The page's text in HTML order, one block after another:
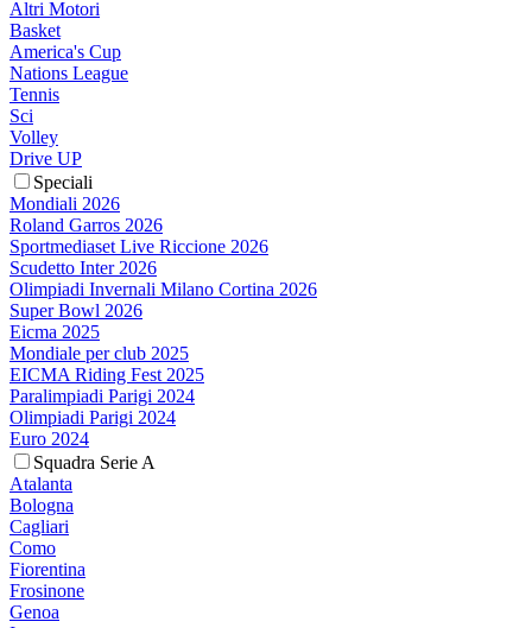
Altri Motori
Basket
America's Cup
Nations League
Tennis
Sci
Volley
Drive UP
Speciali
Mondiali 2026
Roland Garros 2026
Sportmediaset Live Riccione 2026
Scudetto Inter 2026
Olimpiadi Invernali Milano Cortina 2026
Super Bowl 2026
Eicma 2025
Mondiale per club 2025
EICMA Riding Fest 2025
Paralimpiadi Parigi 2024
Olimpiadi Parigi 2024
Euro 2024
Squadra Serie A
Atalanta
Bologna
Cagliari
Como
Fiorentina
Frosinone
Genoa